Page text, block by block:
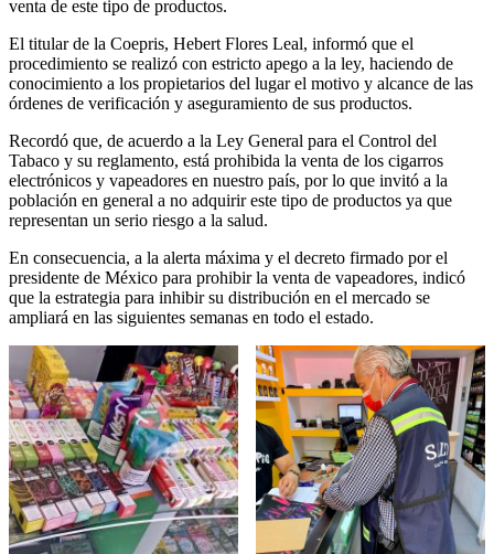
venta de este tipo de productos.
El titular de la Coepris, Hebert Flores Leal, informó que el
procedimiento se realizó con estricto apego a la ley, haciendo de
conocimiento a los propietarios del lugar el motivo y alcance de las
órdenes de verificación y aseguramiento de sus productos.
Recordó que, de acuerdo a la Ley General para el Control del
Tabaco y su reglamento, está prohibida la venta de los cigarros
electrónicos y vapeadores en nuestro país, por lo que invitó a la
población en general a no adquirir este tipo de productos ya que
representan un serio riesgo a la salud.
En consecuencia, a la alerta máxima y el decreto firmado por el
presidente de México para prohibir la venta de vapeadores, indicó
que la estrategia para inhibir su distribución en el mercado se
ampliará en las siguientes semanas en todo el estado.